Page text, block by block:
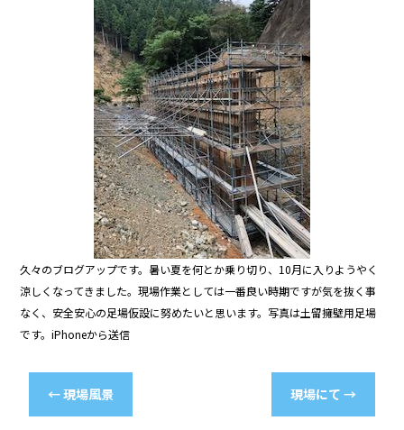
er
久々のブログアップです。暑い夏を何とか乗り切り、10月に入りようやく
涼しくなってきました。現場作業としては一番良い時期ですが気を抜く事
なく、安全安心の足場仮設に努めたいと思います。写真は土留擁壁用足場
です。iPhoneから送信
←現場風景 現場にて →